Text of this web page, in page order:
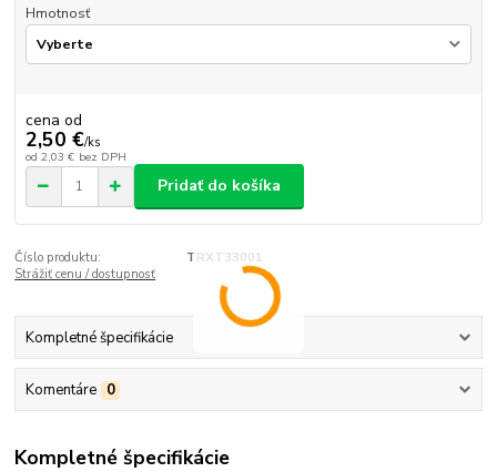
Hmotnosť
cena od
2,50 €/ks
od 2,03 € bez DPH
Pridať do košíka
Číslo produktu:
TRXT33001
Strážiť cenu / dostupnosť
Kompletné špecifikácie
Komentáre 0
Kompletné špecifikácie